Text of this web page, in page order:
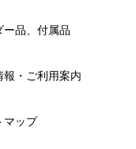
ー品、付属品
報・ご利用案内
マップ